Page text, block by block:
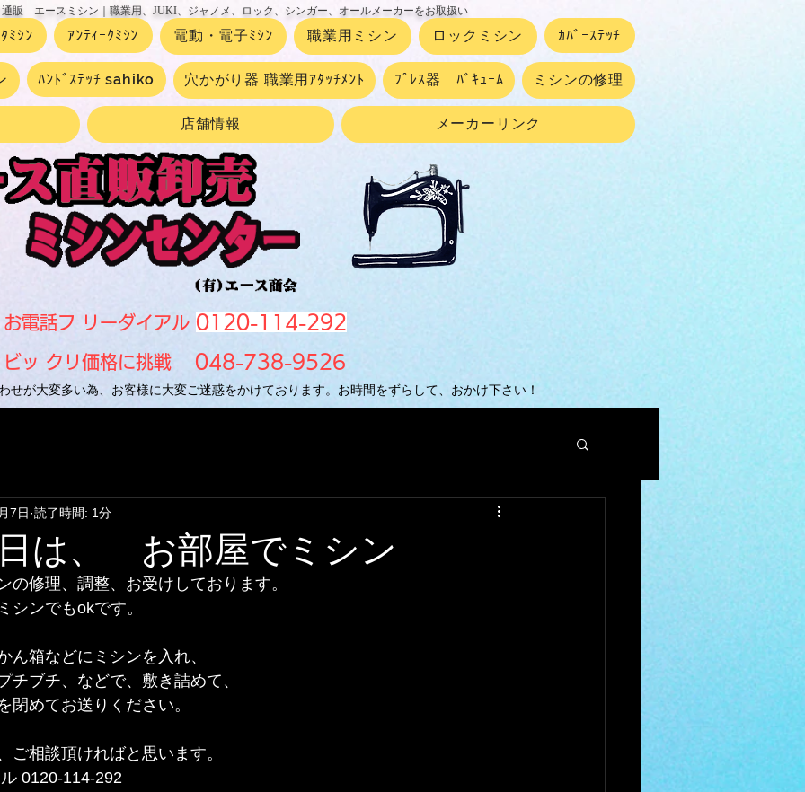
ﾐｼﾝ ｱﾝﾃｨｰｸﾐｼﾝ 電動・電子ﾐｼﾝ 職業用ミシン ロックミシン ｶﾊﾞｰｽﾃｯﾁ
ﾊﾝﾄﾞｽﾃｯﾁ sahiko 穴かがり器 職業用ｱﾀｯﾁﾒﾝﾄ ﾌﾟﾚｽ器 ﾊﾞｷｭｰﾑ ミシンの修理
店舗情報 メーカーリンク
販 エースミシン｜職業用、JUKI、ジャノメ、ロック、シンガー、オールメーカーをお取扱い
お電話フ リーダイアル 0120-114-292
ビッ クリ価格に挑戦 048-738-9526
せが大変多い為、お客様に大変ご迷惑をかけております。お時間をずらして、おかけ下さい！
は、 お部屋でミシン
7日 読了時間: 1分
の修理、調整、お受けしております。
シンでもokです。
ん箱などにミシンを入れ、
チブチ、などで、敷き詰めて、
閉めてお送りください。
ご相談頂ければと思います。
0120-114-292